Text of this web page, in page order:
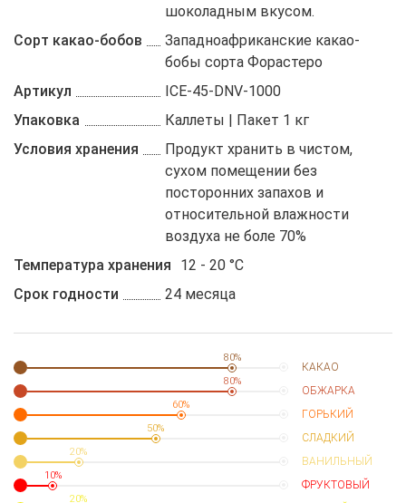
шоколадным вкусом.
Сорт какао-бобов
Западноафриканские какао-
бобы сорта Форастеро
Артикул
ICE-45-DNV-1000
Упаковка
Каллеты | Пакет 1 кг
Условия хранения
Продукт хранить в чистом,
сухом помещении без
посторонних запахов и
относительной влажности
воздуха не боле 70%
Температура хранения
12 - 20 °C
Срок годности
24 месяца
80%
КАКАО
80%
ОБЖАРКА
60%
ГОРЬКИЙ
50%
СЛАДКИЙ
20%
ВАНИЛЬНЫЙ
10%
ФРУКТОВЫЙ
20%